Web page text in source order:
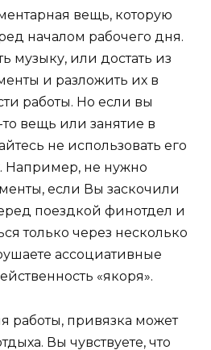
вещь, которую
началом рабочего дня.
музыку, или достать из
и разложить их в
работы. Но если вы
вещь или занятие в
не использовать его
Например, не нужно
если Вы заскочили
поездкой финотдел и
только через несколько
ассоциативные
«якоря».
работы, привязка может
Вы чувствуете, что